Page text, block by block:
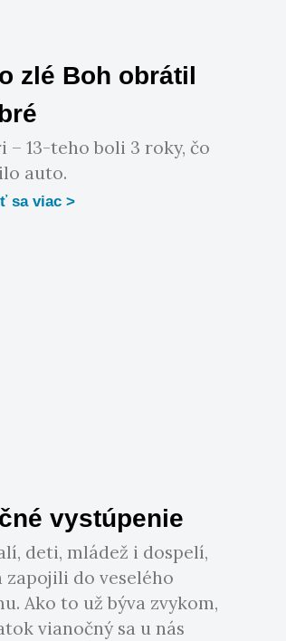
zlé Boh obrátil
– 13-teho boli 3 roky, čo
auto.
sa viac
vystúpenie
deti, mládež i dospelí,
zapojili do veselého
Ako to už býva zvykom,
vianočný sa u nás